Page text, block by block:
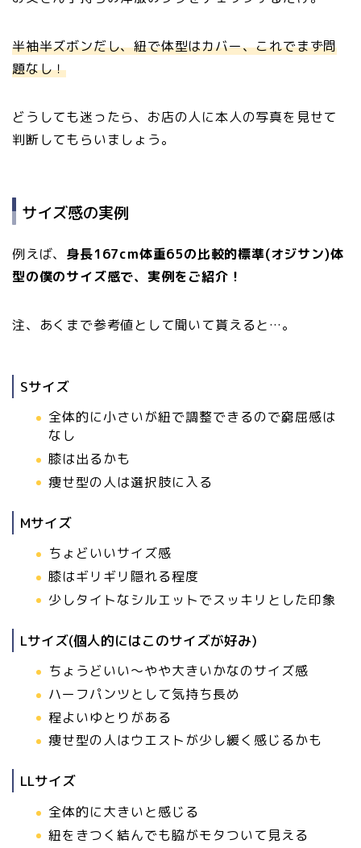
半袖半ズボンだし、紐で体型はカバー、これでまず問
題なし！
どうしても迷ったら、お店の人に本人の写真を見せて
判断してもらいましょう。
サイズ感の実例
例えば、 身長167cm体重65の比較的標準(オジサン)体
型の僕のサイズ感で、実例をご紹介！
注、あくまで参考値として聞いて貰えると…。
Sサイズ
全体的に小さいが紐で調整できるので窮屈感は
なし
膝は出るかも
痩せ型の人は選択肢に入る
Mサイズ
ちょどいいサイズ感
膝はギリギリ隠れる程度
少しタイトなシルエットでスッキリとした印象
Lサイズ(個人的にはこのサイズが好み)
ちょうどいい〜やや大きいかなのサイズ感
ハーフパンツとして気持ち長め
程よいゆとりがある
痩せ型の人はウエストが少し緩く感じるかも
LLサイズ
全体的に大きいと感じる
紐をきつく結んでも脇がモタついて見える